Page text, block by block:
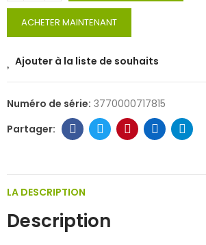
ACHETER MAINTENANT
Ajouter à la liste de souhaits
Numéro de série: 3770000717815
LA DESCRIPTION
Description